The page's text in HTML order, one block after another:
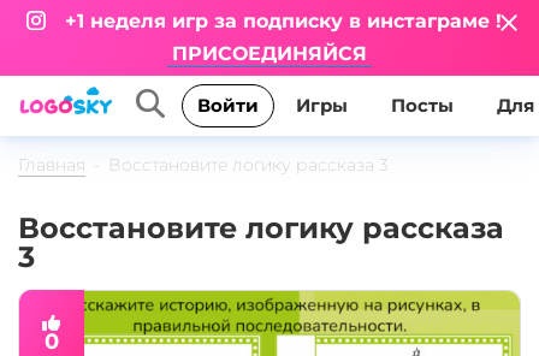
+1 неделя игр за подписку в инстаграме !
ПРИСОЕДИНЯЙСЯ
Игры Посты Для
Войти
Главная Восстановите логику рассказа 3
Восстановите логику рассказа
3
0